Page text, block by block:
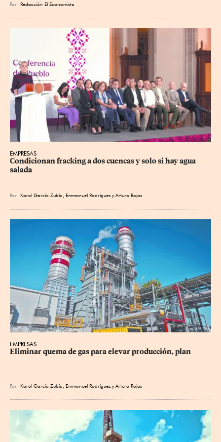
Por Redacción El Economista
EMPRESAS
Condicionan fracking a dos cuencas y solo si hay agua
salada
Por Karol García Zubía Emmanuel Rodríguez yArturo Rojas
EMPRESAS
Eliminar quema de gas para elevar producción, plan
Por Karol García Zubía Emmanuel Rodríguez yArturo Rojas